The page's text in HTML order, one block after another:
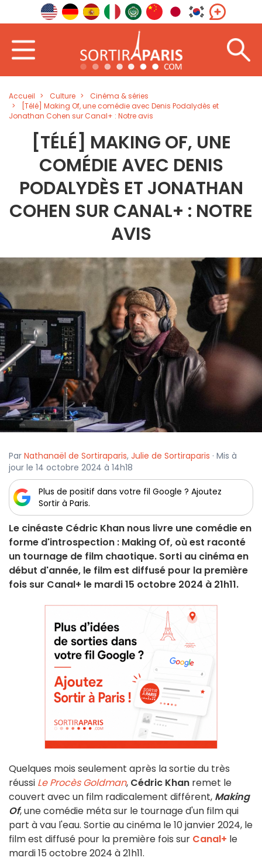
Accueil Culture
Cinéma & séries
[Télé] Making Of, une comédie avec Denis Podalydès et
Jonathan Cohen sur Canal+ : Notre avis
[TÉLÉ] MAKING OF, UNE
COMÉDIE AVEC DENIS
PODALYDÈS ET JONATHAN
COHEN SUR CANAL+ : NOTRE
AVIS
Par Nathanaël de Sortiraparis, Julie de Sortiraparis · Mis à
jour le 14 octobre 2024 à 14h18
Plus de positif dans votre fil Google ? Ajoutez
Sortir à Paris.
Le cinéaste Cédric Khan nous livre une comédie en
forme d'introspection : Making Of, où est raconté
un tournage de film chaotique. Sorti au cinéma en
début d'année, le film est diffusé pour la première
fois sur Canal+ le mardi 15 octobre 2024 à 21h11.
Quelques mois seulement après la sortie du très
réussi Le Procès Goldman, Cédric Khan remet le
couvert avec un film radicalement différent, Making
Of, une comédie méta sur le tournage d'un film qui
part à vau l'eau. Sortie au cinéma le 10 janvier 2024, le
film est diffusé pour la première fois sur Canal+ le
mardi 15 octobre 2024 à 21h11.